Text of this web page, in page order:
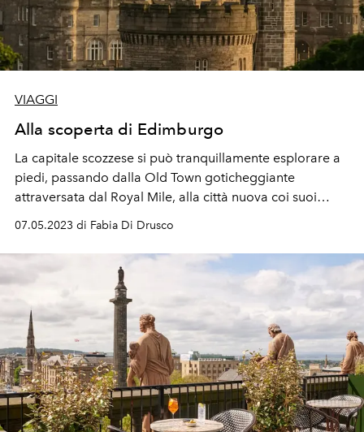
VIAGGI
Alla scoperta di Edimburgo
La capitale scozzese si può tranquillamente esplorare a
piedi, passando dalla Old Town goticheggiante
attraversata dal Royal Mile, alla città nuova coi suoi
edifici georgiani. L'indirizzo ideale per sentirsi al centro
champagne lounge.
07.05.2023 di Fabia Di Drusco